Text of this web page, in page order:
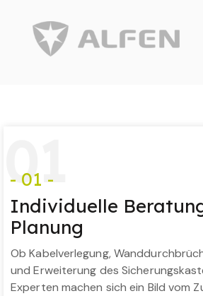
01
- 01 -
Individuelle
Planung
Ob Kabelverlegung,
und Erweiterung des
Experten machen sich ein Bild vom